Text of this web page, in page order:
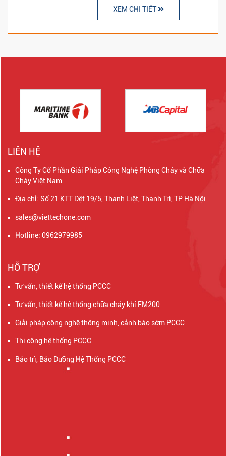
XEM CHI TIẾT
LIÊN HỆ
Công Ty Cổ Phần Giải Pháp Công Nghệ Phòng Cháy và Chữa
Cháy Việt Nam
Địa chỉ: Số 21 KTT Dệt 19/5, Thanh Liệt, Thanh Trì, TP Hà Nội
sales@viettechone.com
Hotline: 0962979985
HỖ TRỢ
Tư vấn, thiết kế hệ thống PCCC
Tư vấn, thiết kế hệ thống chữa cháy khí FM200
Giải pháp công nghệ thông minh, cảnh báo sớm PCCC
Thi công hệ thống PCCC
Bảo trì, Bảo Dưỡng Hệ Thống PCCC